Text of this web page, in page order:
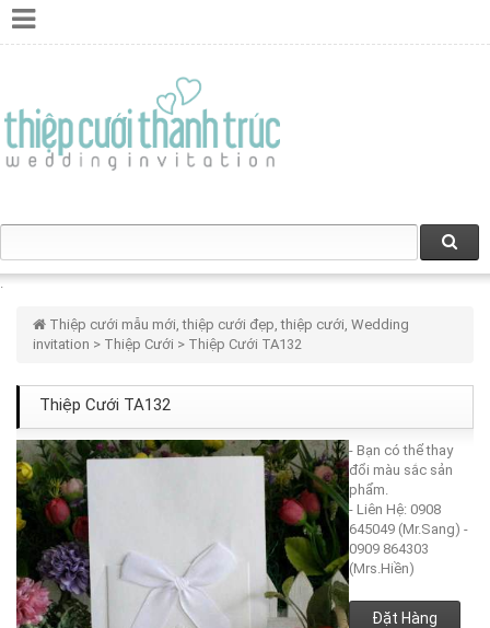
Thiệp cưới mẫu mới, thiệp cưới đẹp, thiệp cưới, Wedding
invitation > Thiệp Cưới > Thiệp Cưới TA132
Thiệp Cưới TA132
- Bạn có thể thay
đổi màu sắc sản
phẩm.
- Liên Hệ: 0908
645049 (Mr.Sang) -
0909 864303
(Mrs.Hiền)
Đặt Hàng